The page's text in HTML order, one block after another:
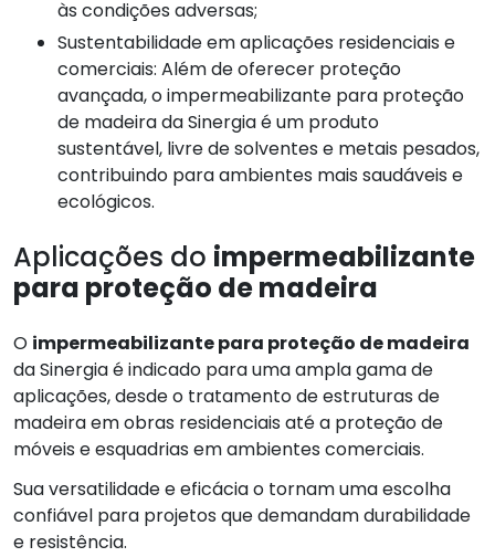
às condições adversas;
Sustentabilidade em aplicações residenciais e
comerciais: Além de oferecer proteção
avançada, o impermeabilizante para proteção
de madeira da Sinergia é um produto
sustentável, livre de solventes e metais pesados,
contribuindo para ambientes mais saudáveis e
ecológicos.
Aplicações do impermeabilizante
para proteção de madeira
O impermeabilizante para proteção de madeira
da Sinergia é indicado para uma ampla gama de
aplicações, desde o tratamento de estruturas de
madeira em obras residenciais até a proteção de
móveis e esquadrias em ambientes comerciais.
Sua versatilidade e eficácia o tornam uma escolha
confiável para projetos que demandam durabilidade
e resistência.